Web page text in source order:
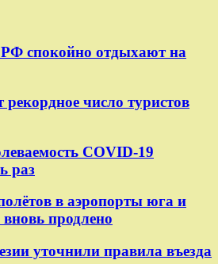
спокойно отдыхают на
число туристов
COVID-19
раз
в аэропорты юга и
продлено
уточнили правила въезда